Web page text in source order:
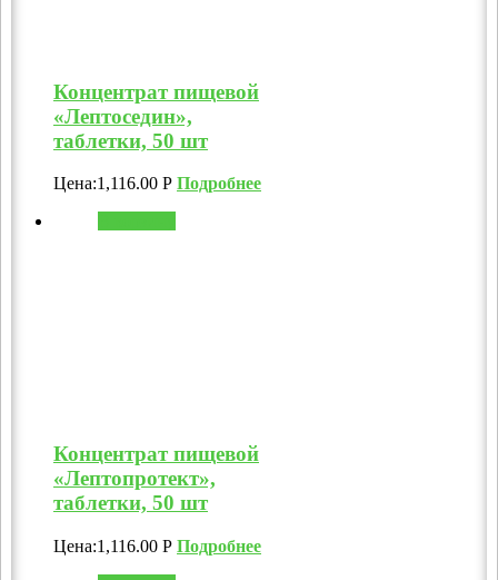
Концентрат пищевой
«Лептоседин»,
таблетки, 50 шт
Цена:1,116.00 Р Подробнее
Концентрат пищевой
«Лептопротект»,
таблетки, 50 шт
Цена:1,116.00 Р Подробнее